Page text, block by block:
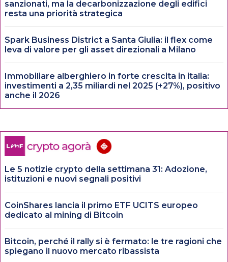
sanzionati, ma la decarbonizzazione degli edifici
resta una priorità strategica
Spark Business District a Santa Giulia: il flex come
leva di valore per gli asset direzionali a Milano
Immobiliare alberghiero in forte crescita in italia:
investimenti a 2,35 miliardi nel 2025 (+27%), positivo
anche il 2026
Le 5 notizie crypto della settimana 31: Adozione,
istituzioni e nuovi segnali positivi
CoinShares lancia il primo ETF UCITS europeo
dedicato al mining di Bitcoin
Bitcoin, perché il rally si è fermato: le tre ragioni che
spiegano il nuovo mercato ribassista